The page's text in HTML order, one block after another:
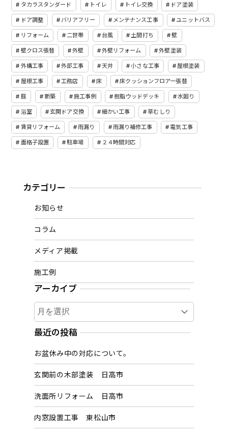
タカラスタンダード トイレ トイレ交換 ドア塗装
ドア調整 バリアフリー メンテナンス工事 ユニットバス
リフォーム 二世帯 台風 土間打ち 壁
壁クロス張替 外壁 外壁リフォーム 外壁塗装
外構工事 外部工事 天井 小さな工事 屋根塗装
屋根工事 工務店 床 床クッションフロアー張替
庭 新築 施工事例 樹脂ウッドデッキ 水廻り
浴室 玄関ドア交換 細かい工事 草むしり
賃貸リフォーム 雨漏り 雨漏り補修工事 電気工事
面格子設置 駐車場 ２４時間対応
カテゴリー
お知らせ
コラム
メディア掲載
施工例
アーカイブ
ア
ー
カ
ブ
最近の投稿
お盆休み中の対応について。
玄関前の木部塗装 日高市
洗面所リフォーム 日高市
内窓設置工事 東松山市